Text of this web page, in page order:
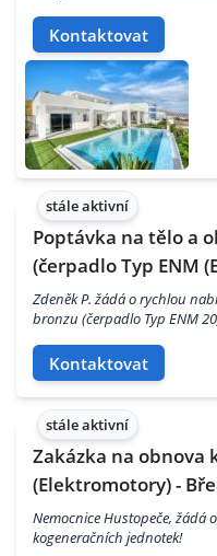
Kontaktovat
stále aktivní
Poptávka na tělo a
(čerpadlo Typ ENM
Zdeněk P. žádá o rychlou
bronzu (čerpadlo Typ ENM
Kontaktovat
stále aktivní
Zakázka na obnova
(Elektromotory) -
Nemocnice Hustopeče,
kogeneračních jednotek!